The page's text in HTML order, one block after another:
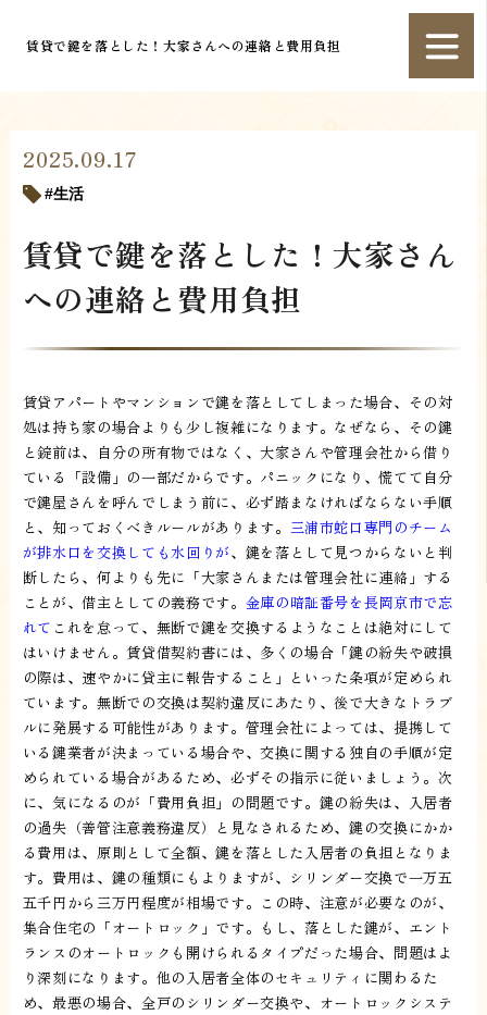
賃貸で鍵を落とした！大家さんへの連絡と費用負担
2025.09.17
生活
賃貸で鍵を落とした！大家さん
への連絡と費用負担
賃貸アパートやマンションで鍵を落としてしまった場合、その対
処は持ち家の場合よりも少し複雑になります。なぜなら、その鍵
と錠前は、自分の所有物ではなく、大家さんや管理会社から借り
ている「設備」の一部だからです。パニックになり、慌てて自分
で鍵屋さんを呼んでしまう前に、必ず踏まなければならない手順
と、知っておくべきルールがあります。 三浦市蛇口専門のチーム
が排水口を交換しても水回りが、鍵を落として見つからないと判
断したら、何よりも先に「大家さんまたは管理会社に連絡」する
ことが、借主としての義務です。 金庫の暗証番号を長岡京市で忘
れて これを怠って、無断で鍵を交換するようなことは絶対にして
はいけません。賃貸借契約書には、多くの場合「鍵の紛失や破損
の際は、速やかに貸主に報告すること」といった条項が定められ
ています。無断での交換は契約違反にあたり、後で大きなトラブ
ルに発展する可能性があります。管理会社によっては、提携して
いる鍵業者が決まっている場合や、交換に関する独自の手順が定
められている場合があるため、必ずその指示に従いましょう。次
に、気になるのが「費用負担」の問題です。鍵の紛失は、入居者
の過失（善管注意義務違反）と見なされるため、鍵の交換にかか
る費用は、原則として全額、鍵を落とした入居者の負担となりま
す。費用は、鍵の種類にもよりますが、シリンダー交換で一万五
五千円から三万円程度が相場です。この時、注意が必要なのが、
集合住宅の「オートロック」です。もし、落とした鍵が、エント
ランスのオートロックも開けられるタイプだった場合、問題はよ
り深刻になります。他の入居者全体のセキュリティに関わるた
め、最悪の場合、全戸のシリンダー交換や、オートロックシステ